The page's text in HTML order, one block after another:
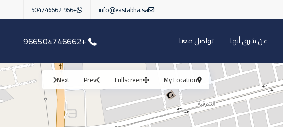
info@eastabha.sa
+966 504746662
عن شرق أبها تواصل معنا +966504746662
My Location
Fullscreen
Prev
Next